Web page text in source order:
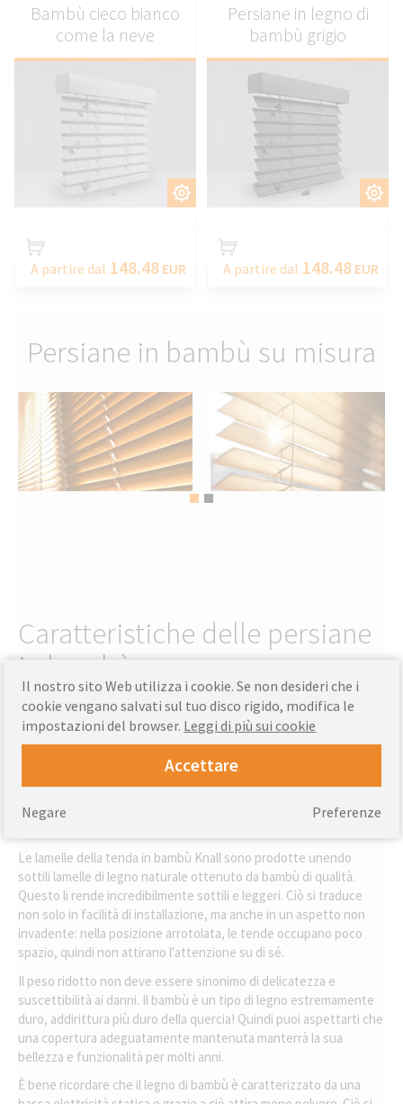
PERSONALIZZARE
Bambù cieco bianco
come la neve
A partire dal 148.48 EUR
PERSONALIZZARE
Persiane in legno di
bambù grigio
A partire dal 148.48 EUR
Persiane in bambù su misura
Caratteristiche delle persiane
in bambù
Le coperture in bambù offerte nel negozio Knall sono disponibili
in due varianti, che differiscono per la larghezza delle lamelle: 25
solo a parete e soffitto, ma anche al telaio della finestra. Le
veneziane con lamelle larghe 50 mm sono notevolmente più
pesanti. Tenendo presente questo, dovrebbero essere fissati
Le lamelle della tenda in bambù Knall sono prodotte unendo
sottili lamelle di legno naturale ottenuto da bambù di qualità.
Questo li rende incredibilmente sottili e leggeri. Ciò si traduce
non solo in facilità di installazione, ma anche in un aspetto non
invadente: nella posizione arrotolata, le tende occupano poco
spazio, quindi non attirano l'attenzione su di sé.
Il peso ridotto non deve essere sinonimo di delicatezza e
suscettibilità ai danni. Il bambù è un tipo di legno estremamente
duro, addirittura più duro della quercia! Quindi puoi aspettarti che
una copertura adeguatamente mantenuta manterrà la sua
bellezza e funzionalità per molti anni.
È bene ricordare che il legno di bambù è caratterizzato da una
Il nostro sito Web utilizza i cookie. Se non desideri che i
cookie vengano salvati sul tuo disco rigido, modifica le
impostazioni del browser. Leggi di più sui cookie
Accettare
Preferenze
Negare